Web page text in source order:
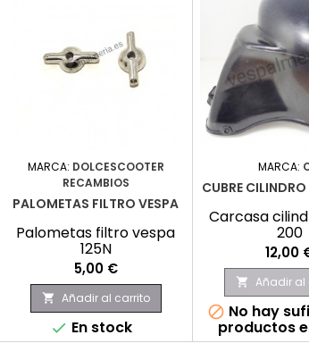
MARCA: DOLCESCOOTER
RECAMBIOS
PALOMETAS FILTRO VESPA
Palometas filtro vespa
125N
Precio
5,00 €
 Añadir al carrito
 En stock
MARCA:
CUBRE
Carcasa
200
Precio
12,00
 Añadir al
 No hay
productos